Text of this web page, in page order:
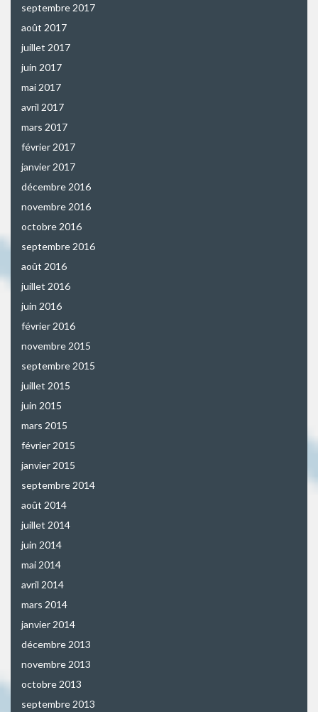
septembre 2017
août 2017
juillet 2017
juin 2017
mai 2017
avril 2017
mars 2017
février 2017
janvier 2017
décembre 2016
novembre 2016
octobre 2016
septembre 2016
août 2016
juillet 2016
juin 2016
février 2016
novembre 2015
septembre 2015
juillet 2015
juin 2015
mars 2015
février 2015
janvier 2015
septembre 2014
août 2014
juillet 2014
juin 2014
mai 2014
avril 2014
mars 2014
janvier 2014
décembre 2013
novembre 2013
octobre 2013
septembre 2013